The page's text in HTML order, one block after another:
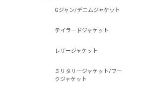
Gジャン/デニムジャケット
テイラードジャケット
レザージャケット
ミリタリージャケット/ワー
クジャケット